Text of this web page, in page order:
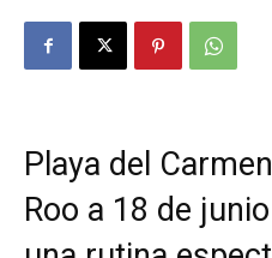
Playa del
Roo a 18 de